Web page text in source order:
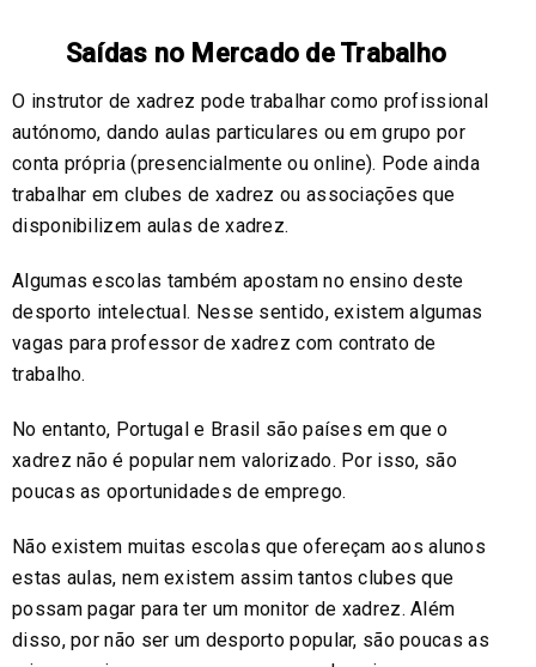
Saídas no Mercado de Trabalho
O instrutor de xadrez pode trabalhar como profissional
autónomo, dando aulas particulares ou em grupo por
conta própria (presencialmente ou online). Pode ainda
trabalhar em clubes de xadrez ou associações que
disponibilizem aulas de xadrez.
Algumas escolas também apostam no ensino deste
desporto intelectual. Nesse sentido, existem algumas
vagas para professor de xadrez com contrato de
trabalho.
No entanto, Portugal e Brasil são países em que o
xadrez não é popular nem valorizado. Por isso, são
poucas as oportunidades de emprego.
Não existem muitas escolas que ofereçam aos alunos
estas aulas, nem existem assim tantos clubes que
possam pagar para ter um monitor de xadrez. Além
disso, por não ser um desporto popular, são poucas as